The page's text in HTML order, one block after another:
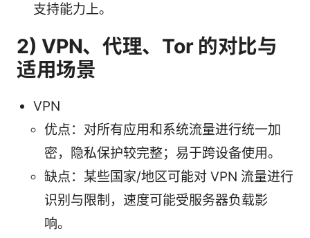
支持能力上。
2) VPN、代理、Tor 的对比与
适用场景
VPN
优点：对所有应用和系统流量进行统一加
密，隐私保护较完整；易于跨设备使用。
缺点：某些国家/地区可能对 VPN 流量进行
识别与限制，速度可能受服务器负载影
响。